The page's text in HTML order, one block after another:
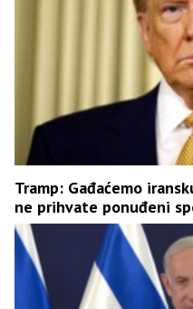
Tramp: Gađaćemo
ne prihvate ponuđeni